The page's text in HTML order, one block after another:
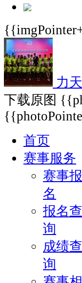
力
下载原图
首页
赛事服务
赛事报
名
报名查
询
成绩查
询